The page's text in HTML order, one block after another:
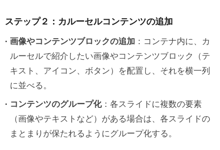
ステップ２：カルーセルコンテンツの追加
画像やコンテンツブロックの追加 ：コンテナ内に、カ
ルーセルで紹介したい画像やコンテンツブロック（テ
キスト、アイコン、ボタン）を配置し、それを横一列
に並べる。
コンテンツのグループ化：各スライドに複数の要素
（画像やテキストなど）がある場合は、各スライドの
まとまりが保たれるようにグループ化する。